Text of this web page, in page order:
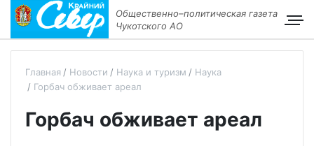
Общественно–политическая газета
Чукотского АО
Главная Новости Наука и туризм
Наука
Горбач обживает ареал
Горбач обживает ареал